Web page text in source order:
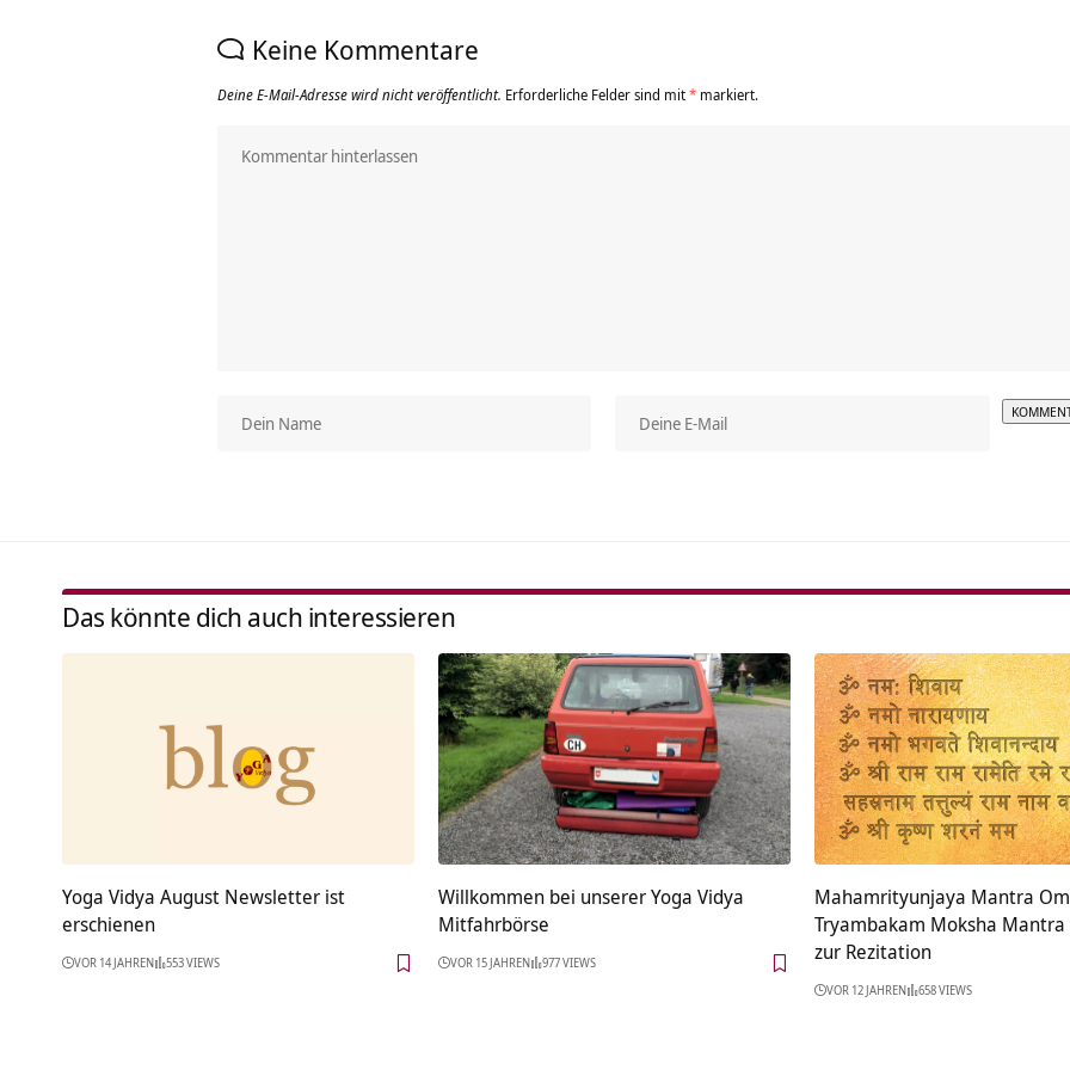
Keine Kommentare
Deine E-Mail-Adresse wird nicht veröffentlicht. Erforderliche Felder sind mit* markiert.
Das könnte dich auch interessieren
Yoga Vidya August Newsletter ist
erschienen
VOR 14 JAHREN 553 VIEWS
Willkommen bei unserer Yoga Vidya
Mitfahrbörse
VOR 15 JAHREN 977 VIEWS
Mahamrityunjaya Mantra Om
Tryambakam Moksha
zur Rezitation
VOR 12 JAHREN 658 VIEWS